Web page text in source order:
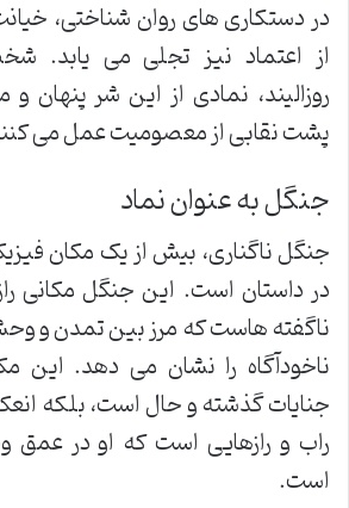
در دستکاری های روان شناختی،
از اعتماد نیز تجلی می یابد.
روزالیند، نمادی از این شر پنهان
پشت نقابی از معصومیت عمل می
جنگل به عنوان نماد
جنگل ناگناری، بیش از یک مکان
در داستان است. این جنگل مکانی
ناگفته هاست که مرز بین تمدن و
ناخودآگاه را نشان می دهد. این
جنایات گذشته و حال است، بلکه
راب و رازهایی است که او در عمق
است.